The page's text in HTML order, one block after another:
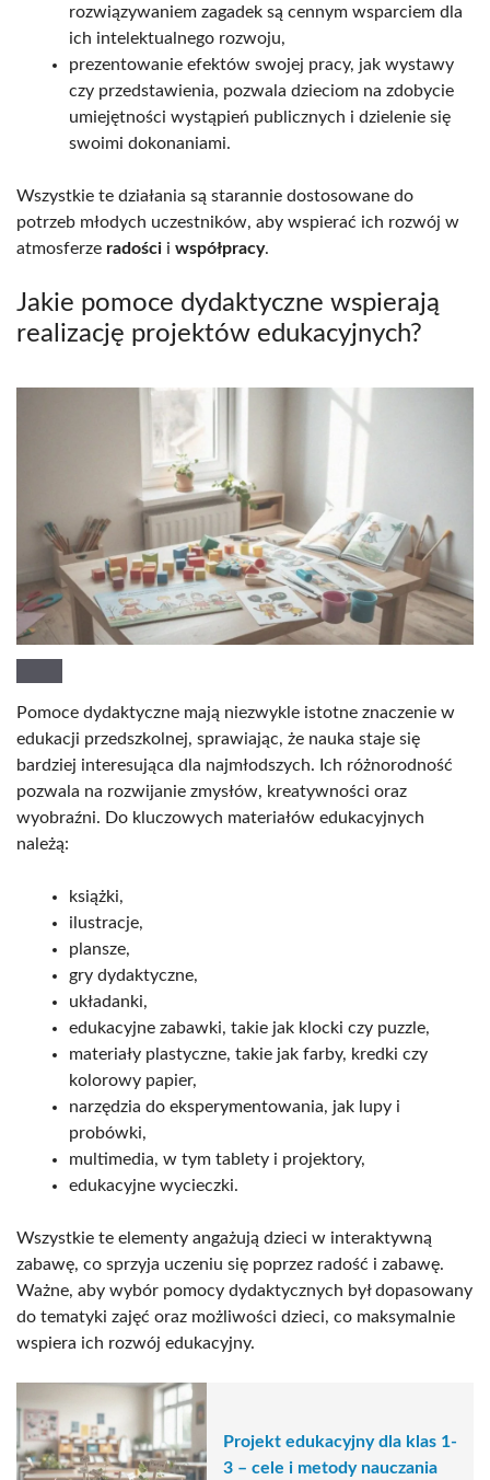
rozwiązywaniem zagadek są cennym wsparciem dla
ich intelektualnego rozwoju,
prezentowanie efektów swojej pracy, jak wystawy
czy przedstawienia, pozwala dzieciom na zdobycie
umiejętności wystąpień publicznych i dzielenie się
swoimi dokonaniami.
Wszystkie te działania są starannie dostosowane do
potrzeb młodych uczestników, aby wspierać ich rozwój w
atmosferze radości i współpracy.
Jakie pomoce dydaktyczne wspierają
realizację projektów edukacyjnych?
Pomoce dydaktyczne mają niezwykle istotne znaczenie w
edukacji przedszkolnej, sprawiając, że nauka staje się
bardziej interesująca dla najmłodszych. Ich różnorodność
pozwala na rozwijanie zmysłów, kreatywności oraz
wyobraźni. Do kluczowych materiałów edukacyjnych
należą:
książki,
ilustracje,
plansze,
gry dydaktyczne,
układanki,
edukacyjne zabawki, takie jak klocki czy puzzle,
materiały plastyczne, takie jak farby, kredki czy
kolorowy papier,
narzędzia do eksperymentowania, jak lupy i
probówki,
multimedia, w tym tablety i projektory,
edukacyjne wycieczki.
Wszystkie te elementy angażują dzieci w interaktywną
zabawę, co sprzyja uczeniu się poprzez radość i zabawę.
Ważne, aby wybór pomocy dydaktycznych był dopasowany
do tematyki zajęć oraz możliwości dzieci, co maksymalnie
wspiera ich rozwój edukacyjny.
Projekt edukacyjny dla klas 1-
3 – cele i metody nauczania